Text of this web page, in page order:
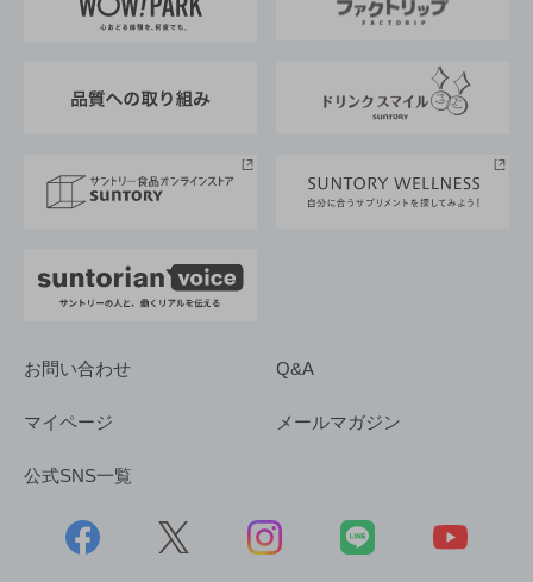
地域情報
サントリーサンバーズ大阪
サントリーが考えるサステナビリティ経営
企業概要
採用情報
お問い合わせ Q&A
マイページ メールマガジン
公式SNS一覧